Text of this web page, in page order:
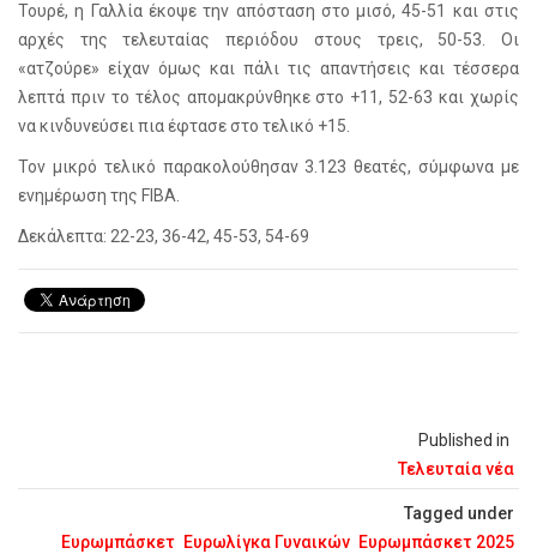
Published in
Τελευταία νέα
Tagged under
Ευρωμπάσκετ Ευρωλίγκα Γυναικών Ευρωμπάσκετ 2025
Τουρέ, η Γαλλία έκοψε την απόσταση στο μισό, 45-51 και στις
αρχές της τελευταίας περιόδου στους τρεις, 50-53. Οι
«ατζούρε» είχαν όμως και πάλι τις απαντήσεις και τέσσερα
λεπτά πριν το τέλος απομακρύνθηκε στο +11, 52-63 και χωρίς
να κινδυνεύσει πια έφτασε στο τελικό +15.
Τον μικρό τελικό παρακολούθησαν 3.123 θεατές, σύμφωνα με
ενημέρωση της FIBA.
Δεκάλεπτα: 22-23, 36-42, 45-53, 54-69